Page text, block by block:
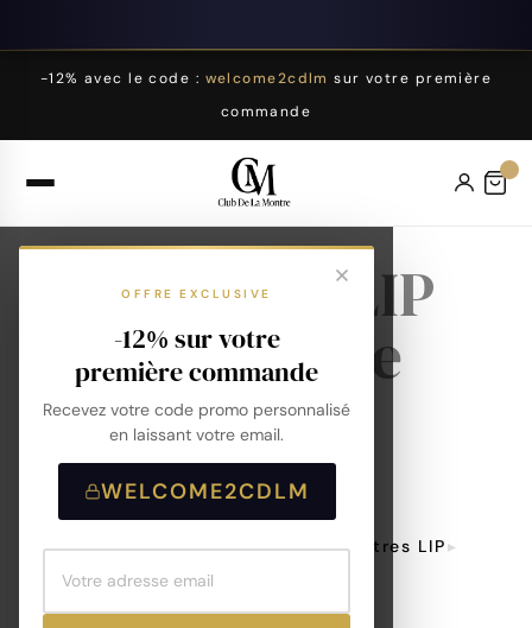
-12% avec le code : welcome2cdlm sur votre première
commande
OFFRE EXCLUSIVE
-12% sur votre
première commande
Recevez votre code promo personnalisé
en laissant votre email.
WELCOME2CDLM
Montres LIP
Dauphine
38mm
Compatibilité Bracelet De Montres LIP
Montres LIP Dauphine 38mm